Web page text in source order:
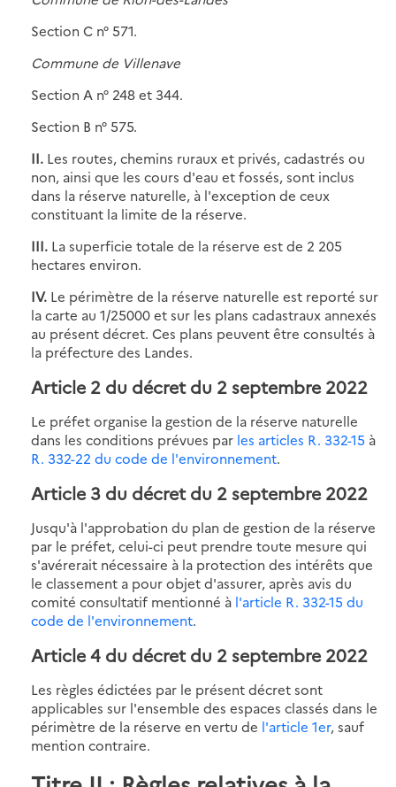
Section C n° 571.
Commune de Villenave
Section A n° 248 et 344.
Section B n° 575.
II. Les routes, chemins ruraux et privés, cadastrés ou
non, ainsi que les cours d'eau et fossés, sont inclus
dans la réserve naturelle, à l'exception de ceux
constituant la limite de la réserve.
III. La superficie totale de la réserve est de 2 205
hectares environ.
IV. Le périmètre de la réserve naturelle est reporté sur
la carte au 1/25000 et sur les plans cadastraux annexés
au présent décret. Ces plans peuvent être consultés à
la préfecture des Landes.
Article 2 du décret du 2 septembre 2022
Le préfet organise la gestion de la réserve naturelle
dans les conditions prévues par les articles R. 332-15 à
R. 332-22 du code de l'environnement.
Article 3 du décret du 2 septembre 2022
Jusqu'à l'approbation du plan de gestion de la réserve
par le préfet, celui-ci peut prendre toute mesure qui
s'avérerait nécessaire à la protection des intérêts que
le classement a pour objet d'assurer, après avis du
comité consultatif mentionné à l'article R. 332-15 du
code de l'environnement.
Article 4 du décret du 2 septembre 2022
Les règles édictées par le présent décret sont
applicables sur l'ensemble des espaces classés dans le
périmètre de la réserve en vertu de l'article 1er, sauf
mention contraire.